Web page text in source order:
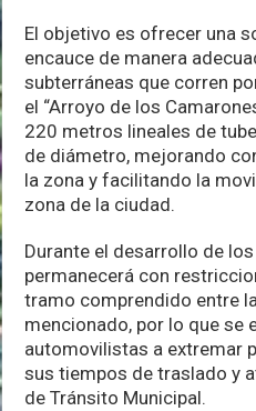
El objetivo es ofrecer una
encauce de manera
subterráneas que corren
el “Arroyo de los
220 metros lineales de
de diámetro, mejorando
la zona y facilitando la
zona de la ciudad.
Durante el desarrollo de
permanecerá con
tramo comprendido entre
mencionado, por lo que se
automovilistas a extremar
sus tiempos de traslado y
de Tránsito Municipal.